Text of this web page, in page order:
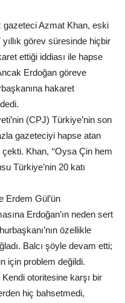
gazeteci Azmat Khan, eski
görev süresinde hiçbir
ettiği iddiası ile hapse
Erdoğan göreve
hakaret
(CPJ) Türkiye’nin son
gazeteciyi hapse atan
Khan, ‘‘Oysa Çin hem
Türkiye’nin 20 katı
Erdem Gül’ün
Erdoğan’ın neden sert
özellikle
Balcı şöyle devam etti;
için problem değildi.
Kendi otoritesine karşı bir
hiç bahsetmedi,